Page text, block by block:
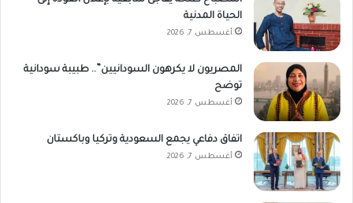
الحياة المدنية
أغسطس 7, 2026
المصريون لا يكرهون السودانيين”.. طبيبة سودانية
توضح
أغسطس 7, 2026
اتفاق دفاعي يجمع السعودية وتركيا وباكستان
أغسطس 7, 2026